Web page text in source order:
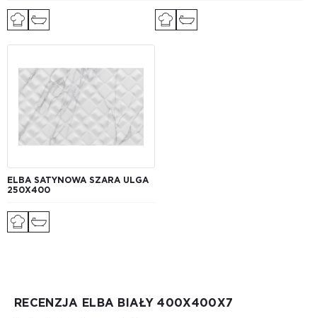
ELBA SATYNOWA SZARA ULGA
250Х400
RECENZJA ELBA BIAŁY 400Х400Х7